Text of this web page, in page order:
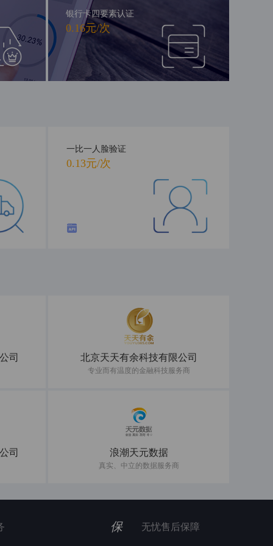
银行卡四要素认证
0.16元/次
一比一人脸验证
0.13元/次
司 北京天天有余科技有限公司
专业而有温度的金融科技服务商
司 浪潮天元数据
真实、中立的数据服务商
保 无忧售后保障